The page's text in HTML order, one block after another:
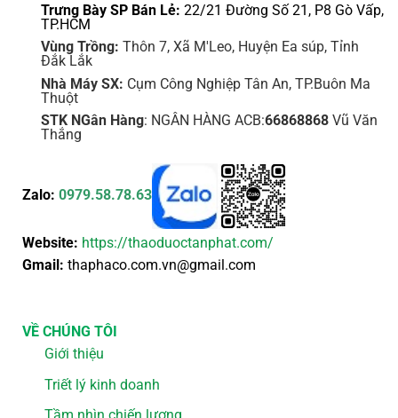
Trưng Bày SP Bán Lẻ: 22/21 Đường Số 21, P8 Gò Vấp,
TP.HCM
Vùng Trồng: Thôn 7, Xã M'Leo, Huyện Ea súp, Tỉnh
Đắk Lắk
Nhà Máy SX: Cụm Công Nghiệp Tân An, TP.Buôn Ma
Thuột
STK NGân Hàng: NGÂN HÀNG ACB:66868868Vũ Văn
Thắng
Zalo: 0979.58.78.63
Website: https://thaoduoctanphat.com/
Gmail: thaphaco.com.vn@gmail.com
VỀ CHÚNG TÔI
Giới thiệu
Triết lý kinh doanh